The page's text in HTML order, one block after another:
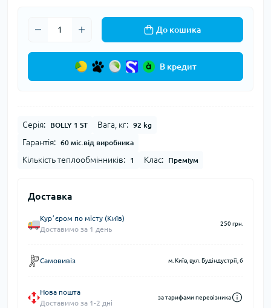
До кошика
В кредит
Серія: BOLLY 1 ST Вага, кг: 92 kg
Гарантія: 60 міс.від виробника
Кількість теплообмінників: 1 Клас: Преміум
Доставка
Курʼєром по місту (Київ)
Доставимо за 1 день
250 грн.
Самовивіз м. Київ, вул. Будіндустрії, 6
Нова пошта
Доставимо за 1-2 дні
за тарифами перевізника